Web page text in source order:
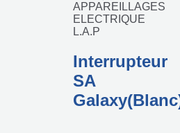
APPAREILLAGES
ELECTRIQUE
L.A.P
Interrupteur
SA